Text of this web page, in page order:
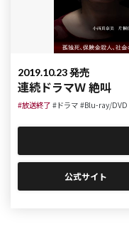
2019.10.23 発売
連続ドラマＷ 絶叫
#放送終了 #ドラマ #Blu-ray/DVD
公式サイト